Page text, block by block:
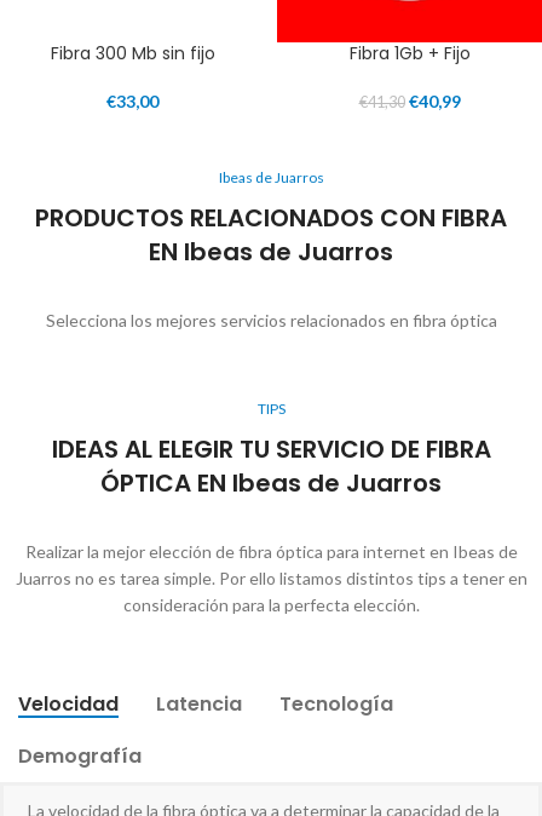
Fibra 300 Mb sin fijo
€33,00
Fibra 1Gb + Fijo
€41,30 €40,99
Ibeas de Juarros
PRODUCTOS RELACIONADOS CON FIBRA
EN Ibeas de Juarros
Selecciona los mejores servicios relacionados en fibra óptica
TIPS
IDEAS AL ELEGIR TU SERVICIO DE FIBRA
ÓPTICA EN Ibeas de Juarros
Realizar la mejor elección de fibra óptica para internet en Ibeas de
Juarros no es tarea simple. Por ello listamos distintos tips a tener en
consideración para la perfecta elección.
Velocidad Latencia
Tecnología
Demografía
La velocidad de la fibra óptica va a determinar la capacidad de la